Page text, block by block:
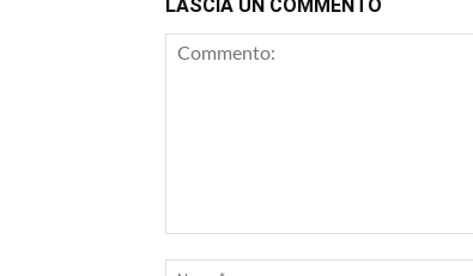
LASCIA UN COMMENTO